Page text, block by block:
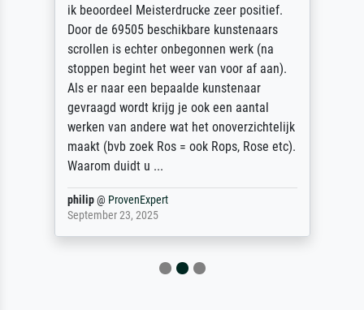
ik beoordeel Meisterdrucke zeer positief.
Door de 69505 beschikbare kunstenaars
scrollen is echter onbegonnen werk (na
stoppen begint het weer van voor af aan).
Als er naar een bepaalde kunstenaar
gevraagd wordt krijg je ook een aantal
werken van andere wat het onoverzichtelijk
maakt (bvb zoek Ros = ook Rops, Rose etc).
Waarom duidt u ...
philip@ ProvenExpert
September 23, 2025